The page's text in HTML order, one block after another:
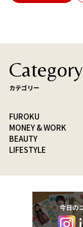
Category
カテゴリー
FUROKU
MONEY & WORK
BEAUTY
LIFESTYLE